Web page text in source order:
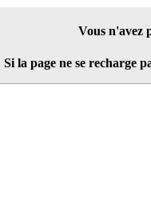
Vous n'avez
Si la page ne se recharge